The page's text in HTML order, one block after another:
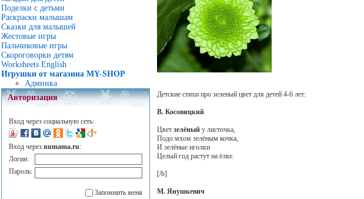
Поделки с детьми
Раскраски малышам
Сказки для малышей
Жестовые игры
Пальчиковые игры
Скороговорки детям
Worksheets English
Игрушки от магазина MY-SHOP
Админка
Авторизация
Вход через социальную сеть:
Вход через numama.ru:
Логин:
Пароль:
Запомнить меня
Детские стихи про зеленый цвет для детей 4-6 лет:
В. Косовицкий
Цветзелёный у листочка,
Подо мхом зелёным кочка,
И зелёные иголки
Целый год растут на ёлке.
[/b]
М. Янушкевич